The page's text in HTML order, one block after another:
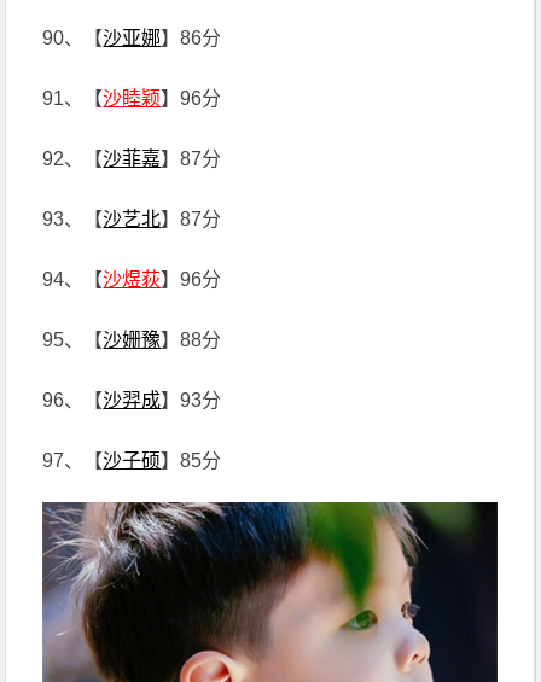
90、【沙亚娜】86分
91、【沙睦颖】96分
92、【沙菲嘉】87分
93、【沙艺北】87分
94、【沙煜荻】96分
95、【沙姗豫】88分
96、【沙羿成】93分
97、【沙子硕】85分